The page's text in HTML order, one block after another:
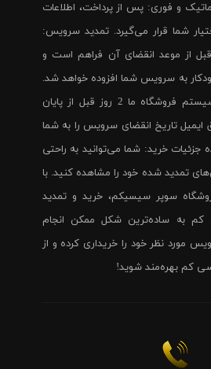
و فوری: پس از پرداخت، اطلاعات
شما قرار می‌گیرد. تمدید سرویس:
از موعد انقضای آن فراهم است و
به سرویس شما افزوده خواهد شد.
یادآوری تاریخ انقضا: سیستم فروشگاه ما 2 روز قبل از پایان
تاریخ انقضای سرویس را به شما
جزئیات خرید: شما می‌توانید به راحتی
تمدید شده خود را مشاهده کنید. با
سوپر سیسیکم، خرید و تمدید
به ساده‌ترین شکل ممکن انجام
مورد نظر خود را خریداری کرده و از
کم بهره‌مند شوید!